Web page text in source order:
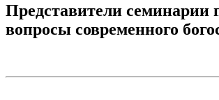
Представители семинарии
вопросы современного